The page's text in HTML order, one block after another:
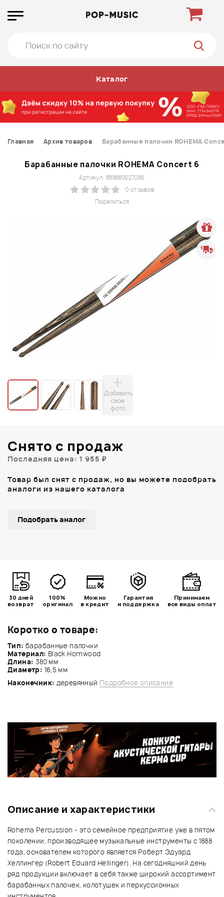
Каталог
Главная Архив товаров Барабанные палочки ROHEMA
Барабанные палочки ROHEMA Concert 6
Поделиться
Артикул: 888880027086
0 отзывов
Добавить
свое
фото
Коротко о товаре:
Тип: барабанные палочки
Материал: Black Hornwood
Длина: 380 мм
Диаметр: 16,5 мм
Наконечник: деревянный Подробное описание
Снято с продаж
Последняя цена: 1 955 ₽
Товар был снят с продаж, но вы можете подобрать
аналоги из нашего каталога
Подобрать аналог
30 дней
возврат
100%
оригинал
Можно
в кредит
Гарантия
и поддержка
Принимаем
все виды оплат
Описание и характеристики
Rohema Percussion - это семейное предприятие уже в пятом
поколении, производящее музыкальные инструменты с 1888
года, основателем которого является Роберт Эдуард
Хеллингер (Robert Eduard Hellinger). На сегодняшний день
ряд продукции включает в себя также широкий ассортимент
барабанных палочек, колотушек и перкуссионных